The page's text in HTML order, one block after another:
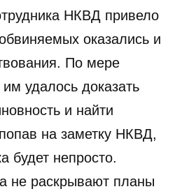
НКВД привело
оказались и
По мере
удалось доказать
и найти
на заметку НКВД,
будет непросто.
не раскрывают планы